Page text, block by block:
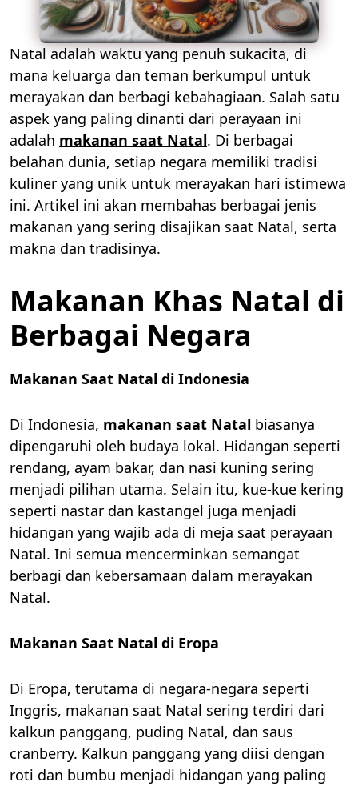
Natal adalah waktu yang penuh sukacita, di
mana keluarga dan teman berkumpul untuk
merayakan dan berbagi kebahagiaan. Salah satu
aspek yang paling dinanti dari perayaan ini
adalah makanan saat Natal. Di berbagai
belahan dunia, setiap negara memiliki tradisi
kuliner yang unik untuk merayakan hari istimewa
ini. Artikel ini akan membahas berbagai jenis
makanan yang sering disajikan saat Natal, serta
makna dan tradisinya.
Makanan Khas Natal di
Berbagai Negara
Makanan Saat Natal di Indonesia
Di Indonesia, makanan saat Natal biasanya
dipengaruhi oleh budaya lokal. Hidangan seperti
rendang, ayam bakar, dan nasi kuning sering
menjadi pilihan utama. Selain itu, kue-kue kering
seperti nastar dan kastangel juga menjadi
hidangan yang wajib ada di meja saat perayaan
Natal. Ini semua mencerminkan semangat
berbagi dan kebersamaan dalam merayakan
Natal.
Makanan Saat Natal di Eropa
Di Eropa, terutama di negara-negara seperti
Inggris, makanan saat Natal sering terdiri dari
kalkun panggang, puding Natal, dan saus
cranberry. Kalkun panggang yang diisi dengan
roti dan bumbu menjadi hidangan yang paling